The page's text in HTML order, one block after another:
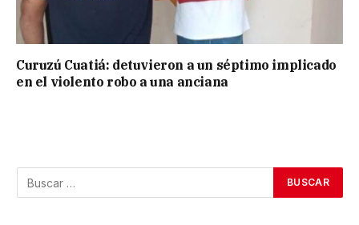
Curuzú Cuatiá: detuvieron a un séptimo implicado
en el violento robo a una anciana